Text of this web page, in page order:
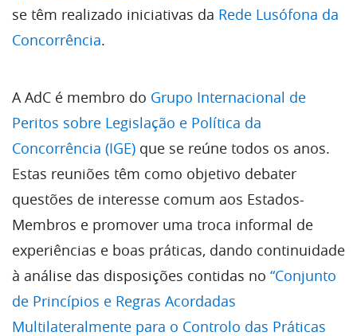
se têm realizado iniciativas da Rede Lusófona da
Concorrência.
A AdC é membro do Grupo Internacional de
Peritos sobre Legislação e Política da
Concorrência (IGE) que se reúne todos os anos.
Estas reuniões têm como objetivo debater
questões de interesse comum aos Estados-
Membros e promover uma troca informal de
experiências e boas práticas, dando continuidade
à análise das disposições contidas no “Conjunto
de Princípios e Regras Acordadas
Multilateralmente para o Controlo das Práticas